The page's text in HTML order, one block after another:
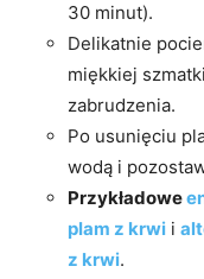
30 minut).
Delikatnie
miękkiej
zabrudzenia.
Po usunięciu
wodą i
Przykładowe
plam z krwi i
z krwi.